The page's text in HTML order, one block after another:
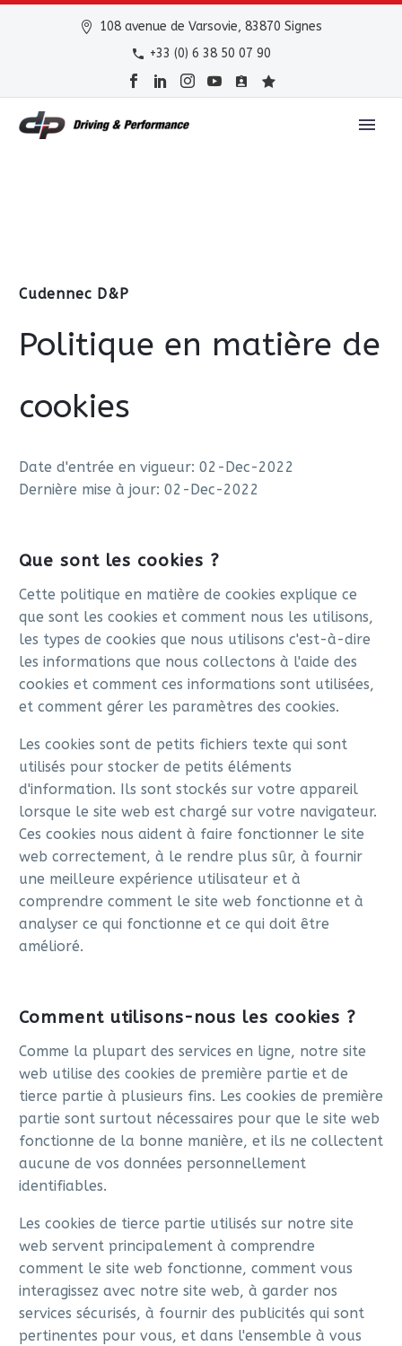
108 avenue de Varsovie, 83870 Signes
+33 (0) 6 38 50 07 90
Cudennec D&P
Politique en matière de
cookies
Date d'entrée en vigueur: 02-Dec-2022
Dernière mise à jour: 02-Dec-2022
Que sont les cookies ?
Cette politique en matière de cookies explique ce
que sont les cookies et comment nous les utilisons,
les types de cookies que nous utilisons c'est-à-dire
les informations que nous collectons à l'aide des
cookies et comment ces informations sont utilisées,
et comment gérer les paramètres des cookies.
Les cookies sont de petits fichiers texte qui sont
utilisés pour stocker de petits éléments
d'information. Ils sont stockés sur votre appareil
lorsque le site web est chargé sur votre navigateur.
Ces cookies nous aident à faire fonctionner le site
web correctement, à le rendre plus sûr, à fournir
une meilleure expérience utilisateur et à
comprendre comment le site web fonctionne et à
analyser ce qui fonctionne et ce qui doit être
amélioré.
Comment utilisons-nous les cookies ?
Comme la plupart des services en ligne, notre site
web utilise des cookies de première partie et de
tierce partie à plusieurs fins. Les cookies de première
partie sont surtout nécessaires pour que le site web
fonctionne de la bonne manière, et ils ne collectent
aucune de vos données personnellement
identifiables.
Les cookies de tierce partie utilisés sur notre site
web servent principalement à comprendre
comment le site web fonctionne, comment vous
interagissez avec notre site web, à garder nos
services sécurisés, à fournir des publicités qui sont
pertinentes pour vous, et dans l'ensemble à vous